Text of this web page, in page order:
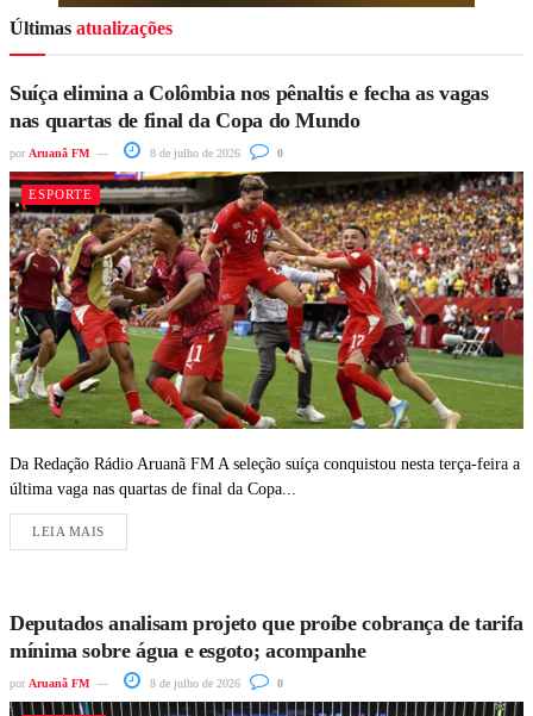
Últimas atualizações
Suíça elimina a Colômbia nos pênaltis e fecha as vagas
nas quartas de final da Copa do Mundo
por Aruanã FM 8 de julho de 2026 0
ESPORTE
Da Redação Rádio Aruanã FM A seleção suíça conquistou nesta terça-feira a
última vaga nas quartas de final da Copa...
LEIA MAIS
Deputados analisam projeto que proíbe cobrança de tarifa
mínima sobre água e esgoto; acompanhe
por Aruanã FM 8 de julho de 2026 0